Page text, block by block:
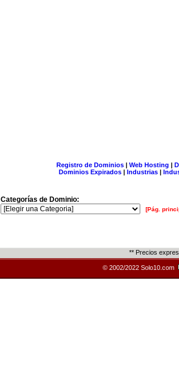
Registro de Dominios| Web Hosting |
Dominios Expirados | Industrias |
Categorías de Dominio:
[Pág.
** Precios
© 2002/2022 Solo10.com